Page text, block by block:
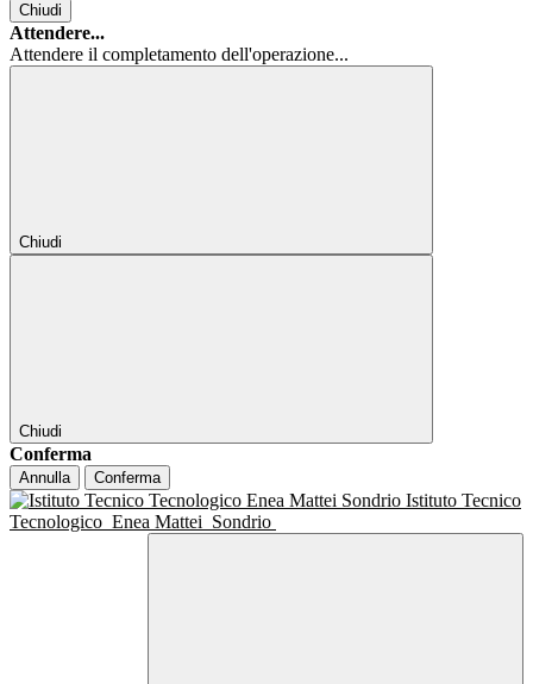
Chiudi
Attendere...
Attendere il completamento dell'operazione...
Chiudi
Chiudi
Conferma
Annulla Conferma
Istituto Tecnico
Tecnologico Enea Mattei Sondrio